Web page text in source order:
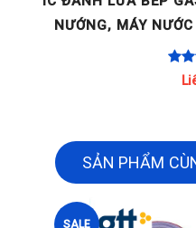
NƯỚNG, MÁY
220-240V 2
SẢN PHẨM
SALE